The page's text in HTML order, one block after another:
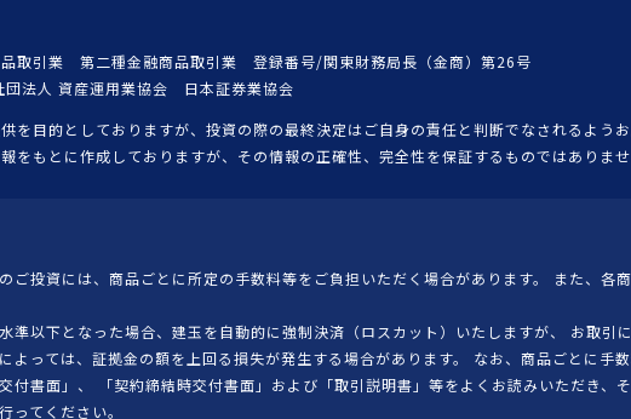
取引業 第二種金融商品取引業 登録番号/関東財務局長（金商）第26号
法人 資産運用業協会 日本証券業協会
を目的としておりますが、投資の際の最終決定はご自身の責任と判断でなされるようお
をもとに作成しておりますが、その情報の正確性、完全性を保証するものではありませ
ご投資には、商品ごとに所定の手数料等をご負担いただく場合があります。 また、各
準以下となった場合、建玉を自動的に強制決済（ロスカット）いたしますが、 お取引
よっては、証拠金の額を上回る損失が発生する場合があります。 なお、商品ごとに手
付書面」、 「契約締結時交付書面」および「取引説明書」等をよくお読みいただき、
ってください。